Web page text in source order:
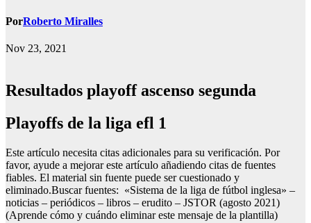
PorRoberto Miralles
Nov 23, 2021
Resultados playoff ascenso segunda
Playoffs de la liga efl 1
Este artículo necesita citas adicionales para su verificación. Por
favor, ayude a mejorar este artículo añadiendo citas de fuentes
fiables. El material sin fuente puede ser cuestionado y
eliminado.Buscar fuentes: «Sistema de la liga de fútbol inglesa» –
noticias – periódicos – libros – erudito – JSTOR (agosto 2021)
(Aprende cómo y cuándo eliminar este mensaje de la plantilla)